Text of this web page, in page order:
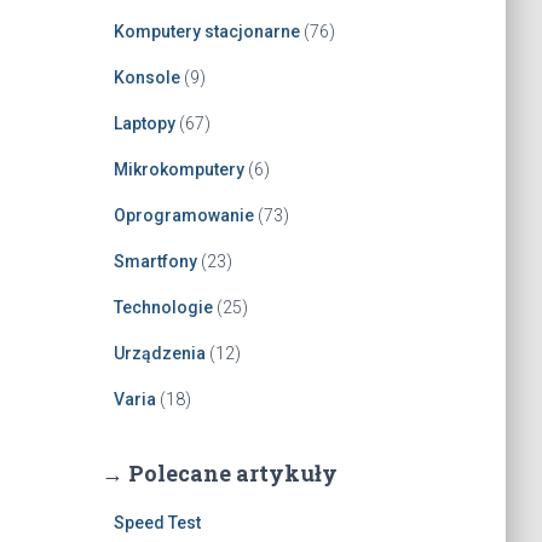
Komputery stacjonarne(76)
Konsole(9)
Laptopy(67)
Mikrokomputery(6)
Oprogramowanie(73)
Smartfony(23)
Technologie(25)
Urządzenia (12)
Varia (18)
→ Polecane artykuły
Speed Test